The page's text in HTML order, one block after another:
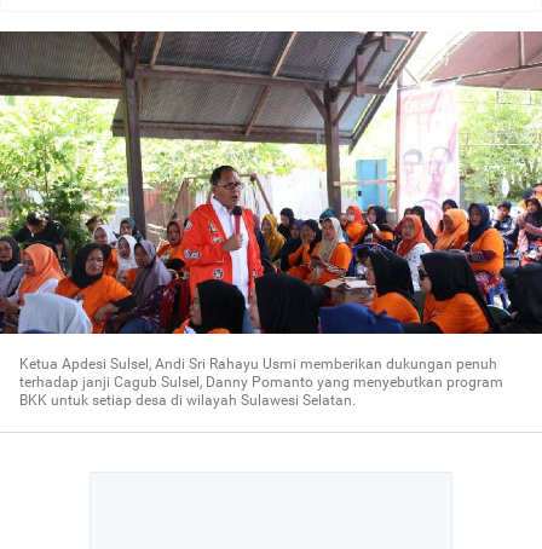
Ketua Apdesi Sulsel, Andi Sri Rahayu Usmi memberikan dukungan penuh
terhadap janji Cagub Sulsel, Danny Pomanto yang menyebutkan program
BKK untuk setiap desa di wilayah Sulawesi Selatan.